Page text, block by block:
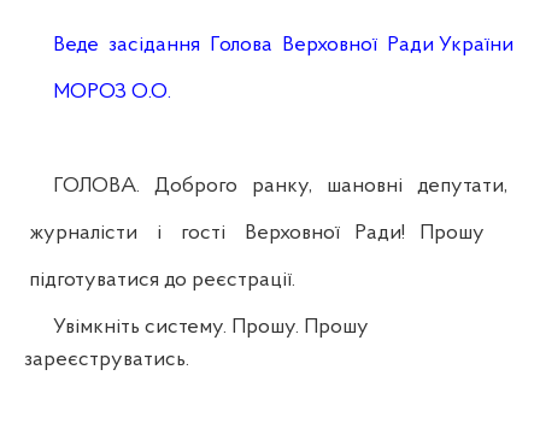
Веде засідання Голова Верховної Ради України
МОРОЗ О.О.
ГОЛОВА. Доброго ранку, шановні депутати,
журналісти і гості Верховної Ради! Прошу
підготуватися до реєстрації.
Увімкніть систему. Прошу. Прошу
зареєструватись.